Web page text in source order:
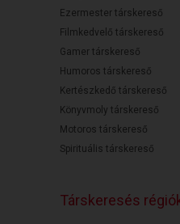
Ezermester társkereső
Filmkedvelő társkereső
Gamer társkereső
Humoros társkereső
Kertészkedő társkereső
Könyvmoly társkereső
Motoros társkereső
Spirituális társkereső
Társkeresés